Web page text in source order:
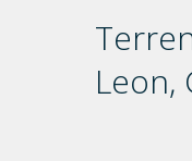
Leon,